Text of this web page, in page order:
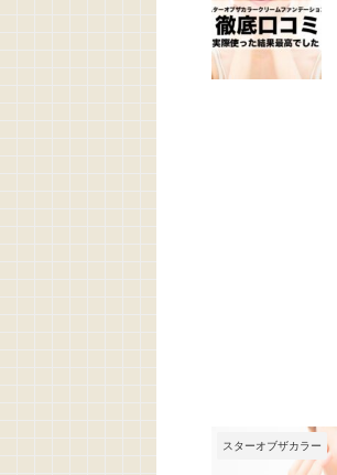
スターオブザカラー
スターオブザカラー